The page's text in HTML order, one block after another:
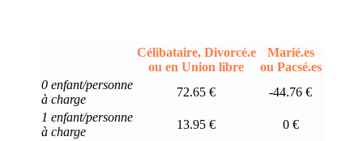
Célibataire, Divorcé.e
ou en Union libre
Marié.es
ou Pacsé.es
0 enfant/personne
à charge
72.65 €
-44.76 €
1 enfant/personne
à charge
13.95 €
0 €